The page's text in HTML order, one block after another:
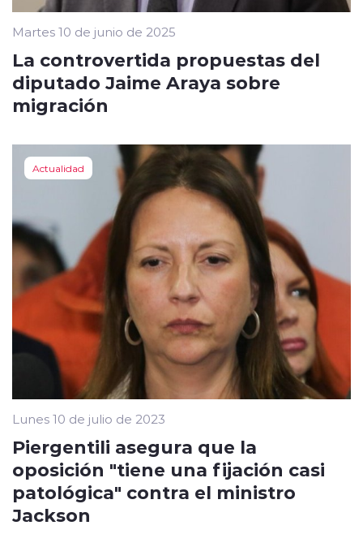
Martes 10 de junio de 2025
La controvertida propuestas del
diputado Jaime Araya sobre
migración
Actualidad
Lunes 10 de julio de 2023
Piergentili asegura que la
oposición "tiene una fijación casi
patológica" contra el ministro
Jackson